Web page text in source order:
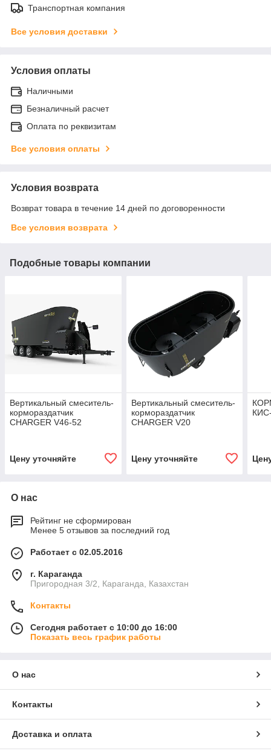
Транспортная компания
Все условия доставки
Условия оплаты
Наличными
Безналичный расчет
Оплата по реквизитам
Все условия оплаты
Условия возврата
Возврат товара в течение 14 дней по договоренности
Все условия возврата
Подобные товары компании
Вертикальный смеситель-
кормораздатчик
CHARGER V46-52
Цену уточняйте
Вертикальный смеситель-
кормораздатчик
CHARGER V20
Цену уточняйте
О нас
Рейтинг не сформирован
Менее 5 отзывов за последний год
Работает с 02.05.2016
г. Караганда
Пригородная 3/2, Караганда, Казахстан
Контакты
Сегодня работает с 10:00 до 16:00
Показать весь график работы
О нас
Контакты
Доставка и оплата